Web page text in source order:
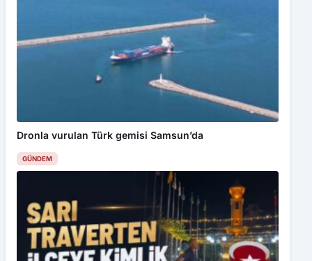
Dronla vurulan Türk gemisi Samsun’da
GÜNDEM